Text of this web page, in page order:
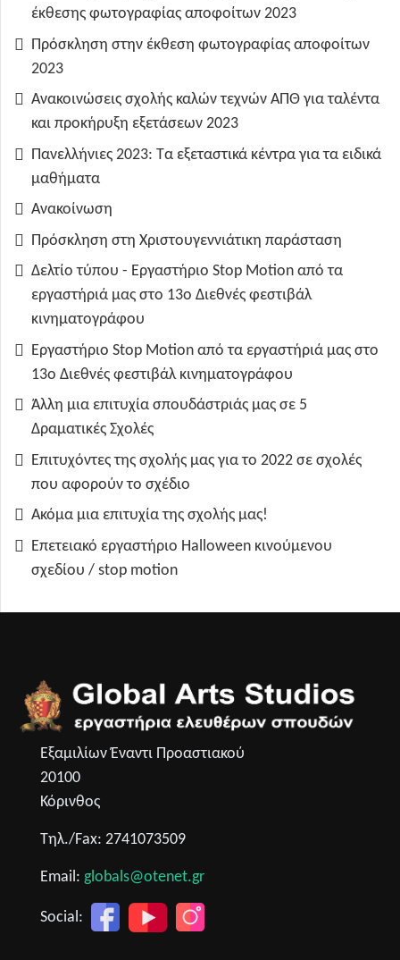
έκθεσης φωτογραφίας αποφοίτων 2023
Πρόσκληση στην έκθεση φωτογραφίας αποφοίτων
2023
Ανακοινώσεις σχολής καλών τεχνών ΑΠΘ για ταλέντα
και προκήρυξη εξετάσεων 2023
Πανελλήνιες 2023: Τα εξεταστικά κέντρα για τα ειδικά
μαθήματα
Ανακοίνωση
Πρόσκληση στη Χριστουγεννιάτικη παράσταση
Δελτίο τύπου - Εργαστήριο Stop Motion από τα
εργαστήριά μας στο 13ο Διεθνές φεστιβάλ
κινηματογράφου
Εργαστήριο Stop Motion από τα εργαστήριά μας στο
13ο Διεθνές φεστιβάλ κινηματογράφου
Άλλη μια επιτυχία σπουδάστριάς μας σε 5
Δραματικές Σχολές
Επιτυχόντες της σχολής μας για το 2022 σε σχολές
που αφορούν το σχέδιο
Ακόμα μια επιτυχία της σχολής μας!
Επετειακό εργαστήριο Halloween κινούμενου
σχεδίου / stop motion
Εξαμιλίων Έναντι Προαστιακού
20100
Κόρινθος
Τηλ./Fax: 2741073509
Email: globals@otenet.gr
Social: